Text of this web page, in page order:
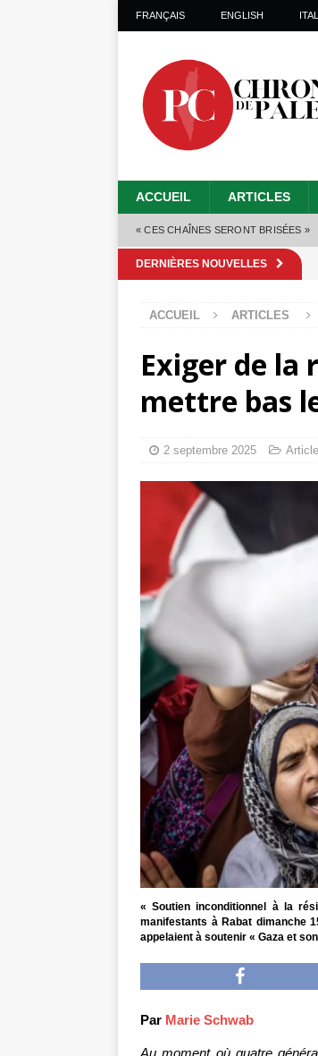
FRANÇAIS ENGLISH
ACCUEIL ARTICLES
« CES CHAÎNES SERONT BRISÉES »
DERNIÈRES NOUVELLES
ACCUEIL ARTICLES
Exiger de la
mettre bas
2 septembre 2025
« Soutien inconditionnel à la
manifestants à Rabat dimanche
appelaient à soutenir « Gaza et
Par Marie Schwab
Au moment où quatre